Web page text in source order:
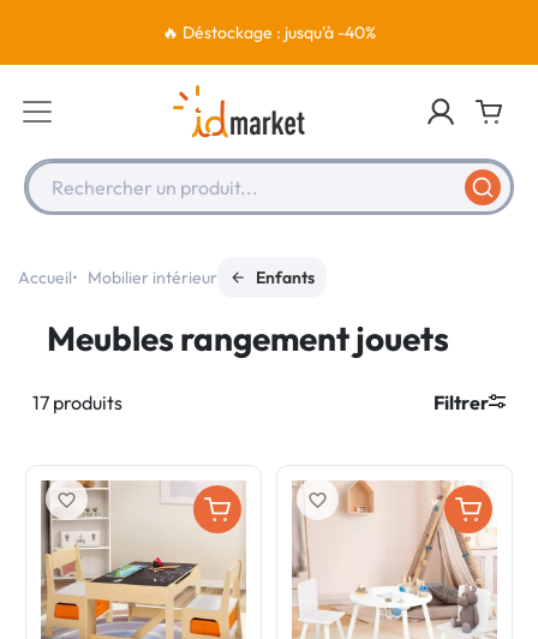
🔥 Déstockage : jusqu'à -40%
Rechercher un produit...
Accueil Mobilier intérieur Enfants
Meubles rangement jouets
17 produits Filtrer
favorite_border favorite_border